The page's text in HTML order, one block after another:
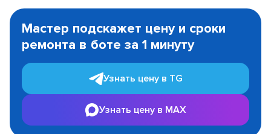
1
Мастер подскажет цену и сроки
ремонта в боте за 1 минуту
Узнать цену в TG
Узнать цену в MAX